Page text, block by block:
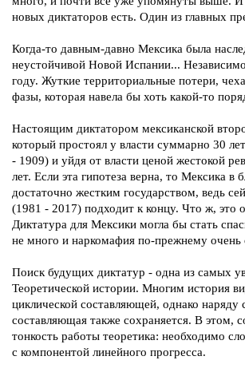
новых диктаторов есть. Один из главных
Когда-то давным-давно Мексика была
неустойчивой Новой Испании...
году. Жуткие территориальные потери,
фазы, которая навела бы хоть какой-то
Настоящим диктатором мексиканской
который простоял у власти суммарно 30
- 1909) и уйдя от власти ценой жестокой
лет. Если эта гипотеза верна, то Мексика в
достаточно жестким государством, ведь
(1981 - 2017) подходит к концу. Что ж, это
Диктатура для Мексики могла бы стать
не много и наркомафия по-прежнему очень
Поиск будущих диктатур - одна из самых
Теоретической истории. Многим история
циклической составляющей, однако наряду
составляющая также сохраняется. В этом,
тонкость работы теоретика: необходимо
с компонентой линейного прогресса.